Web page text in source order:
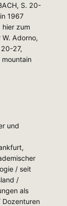
S. 20-
1967
hier zum
W. Adorno,
27,
mountain
und
/ seit
/
als
Dozenturen